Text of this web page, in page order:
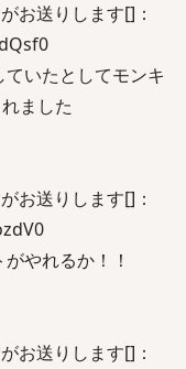
お送りします[]：
いたとしてモンキ
ました
お送りします[]：
やれるか！！
お送りします[]：